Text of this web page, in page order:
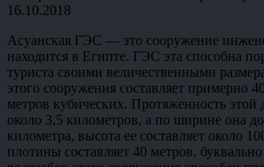
16.10.2018
Асуанская ГЭС — это сооружение
находится в Египте. ГЭС эта способна
туриста своими величественными
этого сооружения составляет примерно
метров кубических. Протяженность этой
около 3,5 километров, а по ширине она
километра, высота ее составляет около
плотины составляет 40 метров.